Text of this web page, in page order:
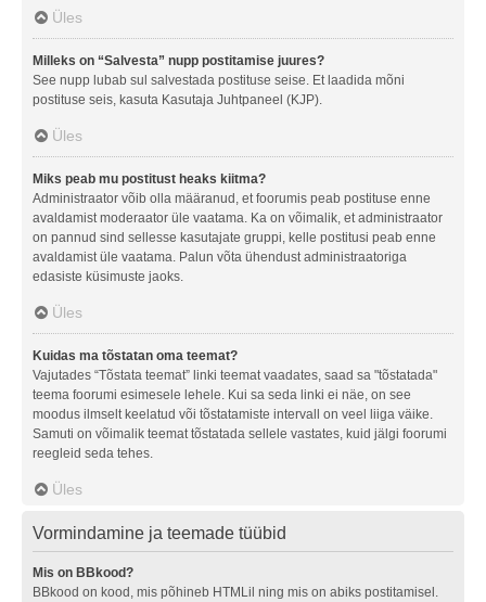
Üles
Milleks on “Salvesta” nupp postitamise juures?
See nupp lubab sul salvestada postituse seise. Et laadida mõni
postituse seis, kasuta Kasutaja Juhtpaneel (KJP).
Üles
Miks peab mu postitust heaks kiitma?
Administraator võib olla määranud, et foorumis peab postituse enne
avaldamist moderaator üle vaatama. Ka on võimalik, et administraator
on pannud sind sellesse kasutajate gruppi, kelle postitusi peab enne
avaldamist üle vaatama. Palun võta ühendust administraatoriga
edasiste küsimuste jaoks.
Üles
Kuidas ma tõstatan oma teemat?
Vajutades “Tõstata teemat” linki teemat vaadates, saad sa "tõstatada"
teema foorumi esimesele lehele. Kui sa seda linki ei näe, on see
moodus ilmselt keelatud või tõstatamiste intervall on veel liiga väike.
Samuti on võimalik teemat tõstatada sellele vastates, kuid jälgi foorumi
reegleid seda tehes.
Üles
Vormindamine ja teemade tüübid
Mis on BBkood?
BBkood on kood, mis põhineb HTMLil ning mis on abiks postitamisel.